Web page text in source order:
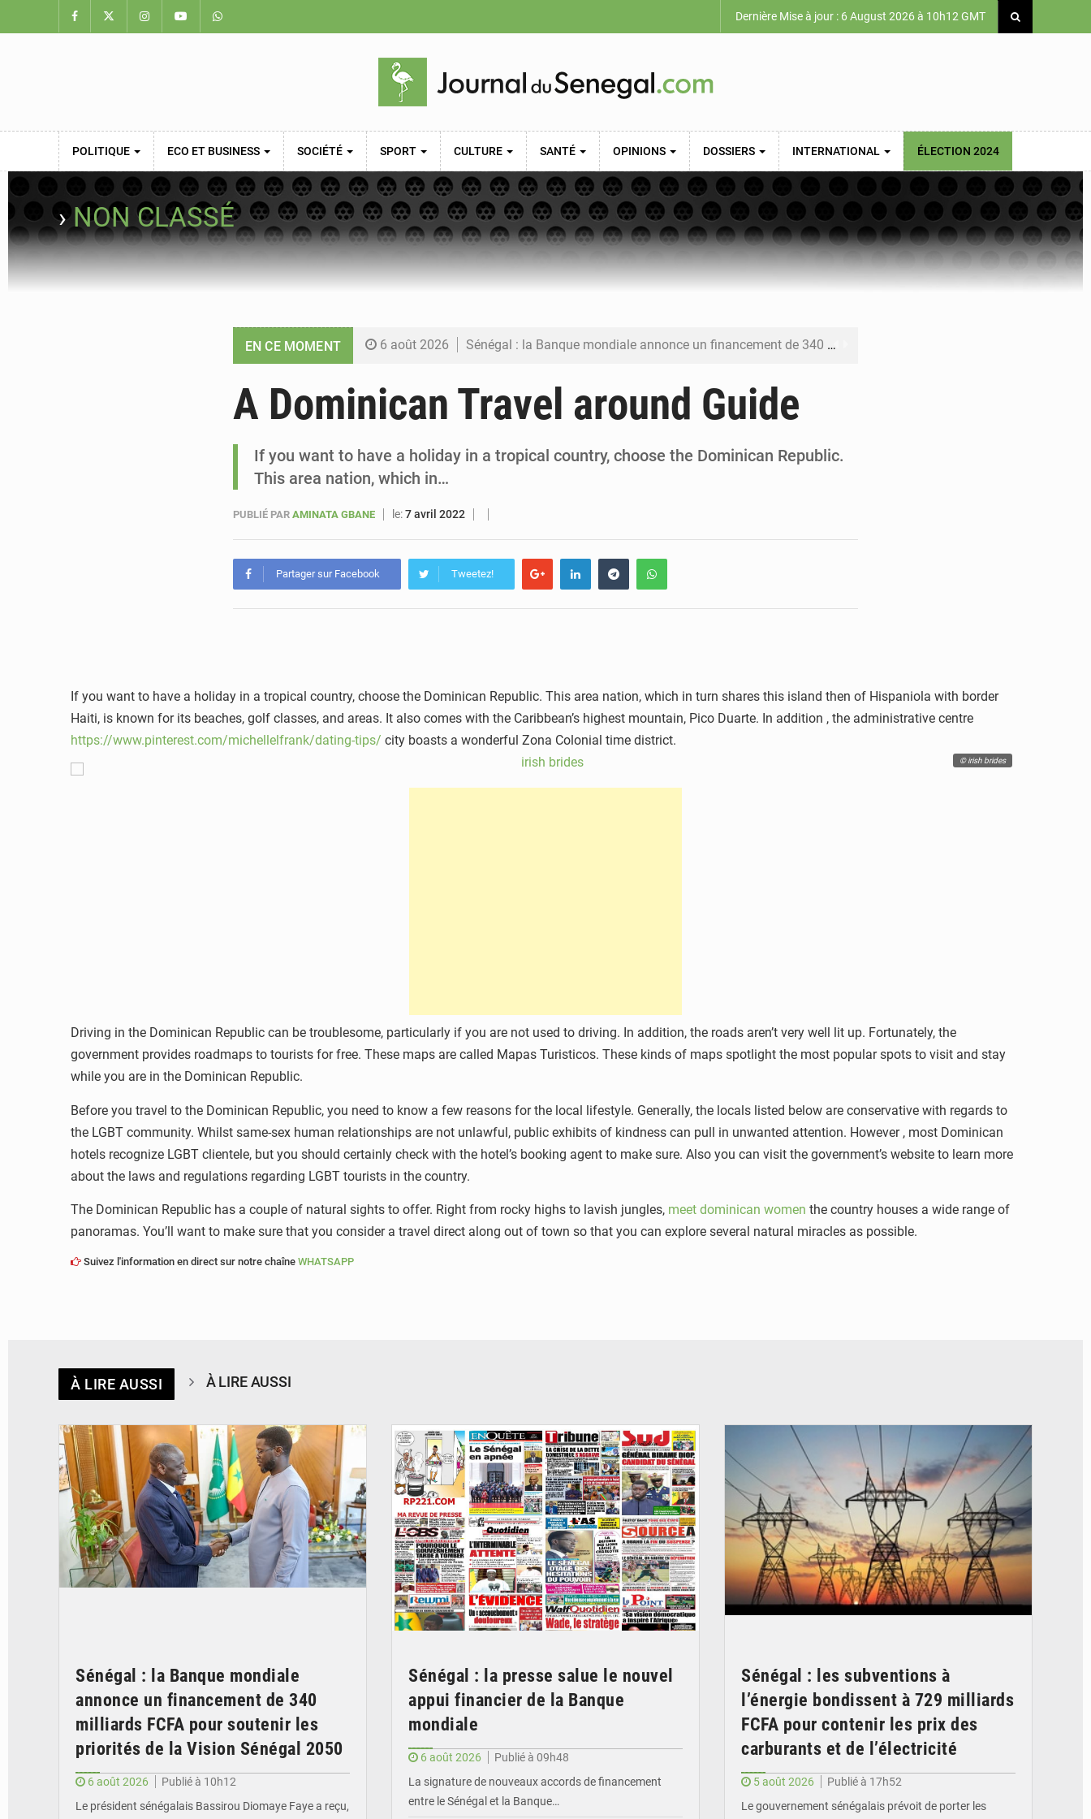
Dernière Mise à jour : 6 August 2026 à 10h12 GMT
POLITIQUE ECO ET BUSINESS SOCIÉTÉ SPORT CULTURE SANTÉ OPINIONS DOSSIERS INTERNATIONAL ÉLECTION 2024
›NON CLASSÉ
EN CE MOMENT 6 août 2026 Sénégal : la Banque mondiale annonce un financement de 340 milliards FCFA pour soutenir les priorités de la Vision Sénégal 2050
5 août 2026 Sénégal : les subventions à l’énergie bondissent à 729 milliards FCFA pour contenir les prix des carburants et de l’électricité
5 août 2026 Sénégal : le niveau du fleuve Sénégal poursuit sa montée à Podor, les autorités appellent à la vigilance
5 août 2026
A Dominican Travel around Guide
If you want to have a holiday in a tropical country, choose the Dominican Republic.
This area nation, which in…
PUBLIÉ PAR AMINATA GBANE le:7 avril 2022
Partager sur Facebook Tweetez!
If you want to have a holiday in a tropical country, choose the Dominican Republic. This area nation, which in turn shares this island then of Hispaniola with border
Haiti, is known for its beaches, golf classes, and areas. It also comes with the Caribbean’s highest mountain, Pico Duarte. In addition , the administrative centre
https://www.pinterest.com/michellelfrank/dating-tips/ city boasts a wonderful Zona Colonial time district.
© irish brides
Driving in the Dominican Republic can be troublesome, particularly if you are not used to driving. In addition, the roads aren’t very well lit up. Fortunately, the
government provides roadmaps to tourists for free. These maps are called Mapas Turisticos. These kinds of maps spotlight the most popular spots to visit and stay
while you are in the Dominican Republic.
Before you travel to the Dominican Republic, you need to know a few reasons for the local lifestyle. Generally, the locals listed below are conservative with regards to
the LGBT community. Whilst same-sex human relationships are not unlawful, public exhibits of kindness can pull in unwanted attention. However , most Dominican
hotels recognize LGBT clientele, but you should certainly check with the hotel’s booking agent to make sure. Also you can visit the government’s website to learn more
about the laws and regulations regarding LGBT tourists in the country.
The Dominican Republic has a couple of natural sights to offer. Right from rocky highs to lavish jungles, meet dominican women the country houses a wide range of
panoramas. You’ll want to make sure that you consider a travel direct along out of town so that you can explore several natural miracles as possible.
Suivez l'information en direct sur notre chaîne WHATSAPP
À LIRE AUSSI À LIRE AUSSI
Sénégal : la Banque mondiale
annonce un financement de 340
milliards FCFA pour soutenir les
priorités de la Vision Sénégal 2050
6 août 2026
Publié à 10h12
Le président sénégalais Bassirou Diomaye Faye a reçu,
Sénégal : la presse salue le nouvel
appui financier de la Banque
mondiale
6 août 2026
Publié à 09h48
La signature de nouveaux accords de financement
entre le Sénégal et la Banque…
Sénégal : les subventions à
l’énergie bondissent à 729 milliards
FCFA pour contenir les prix des
carburants et de l’électricité
5 août 2026
Publié à 17h52
Le gouvernement sénégalais prévoit de porter les